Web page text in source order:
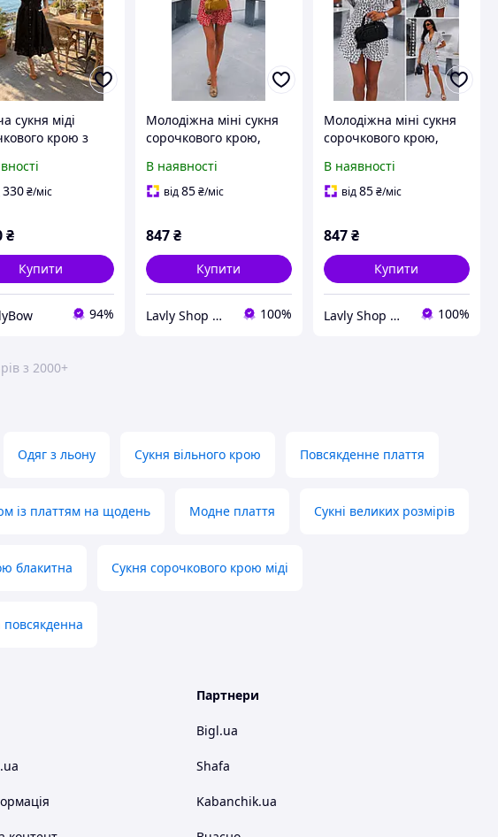
сукня міді
крою з
з батисту
330₴/міс
₴
Купити
94%
Молодіжна міні сукня
сорочкового крою,
дарує комфорт та
свободу рухів.
В наявності
від85 ₴/міс
847 ₴
Купити
Lavly Shop — Магазин одягу 100%
Молодіжна міні сукня
сорочкового крою,
дарує комфорт та
свободу рухів.
В наявності
від85₴/міс
847₴
Купити
Lavly Shop — Магазин одягу 100%
з 2000+
Одяг з льону Сукня вільного крою Повсякденне плаття
із платтям на щодень Модне плаття Сукні великих розмірів
блакитна Сукня сорочкового крою міді
повсякденна
Партнери
Bigl.ua
Shafa
Kabanchik.ua